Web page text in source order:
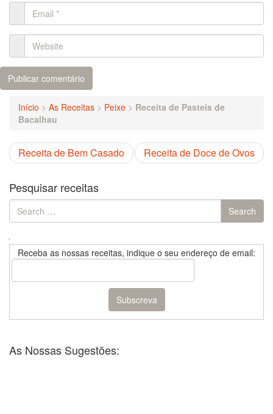
Início > As Receitas > Peixe > Receita de Pasteis de
Bacalhau
Receita de Doce de Ovos
Receita de Bem Casado
Pesquisar receitas
Search
for:
Search
Receba as nossas receitas, indique o seu endereço de email:
As Nossas Sugestões: